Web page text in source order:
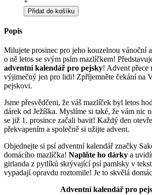
Přidat do košíku
Popis
Milujete prosinec pro jeho kouzelnou vánoční
o ně letos se svým psím mazlíčkem!
adventní kalendář pro pejsky! Advent přece
výjimečný jen pro lidi! Zpříjemněte čekání na
pejskovi.
Jsme přesvědčeni, že váš mazlíček byl letos
dárek od Ježíška. Myslíme si také, že vám nic
se již 1. prosince začali bavit! Každý den
překvapením a společně si užijte advent.
Objednejte si psí adventní kalendář značky
domácího mazlíčka! Naplňte ho dárky a
girlanda z pytlíků skrývající psí pamlsky v
vypadají opravdu roztomile! Je to skvělá
Adventní kalendář pro